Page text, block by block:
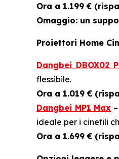
Ora a 1.199 €
Omaggio: un
Proiettori Home
Dangbei DBOX02
flessibile.
Ora a 1.019 €
Dangbei MP1 Max
ideale per i cinefili
Ora a 1.699 €